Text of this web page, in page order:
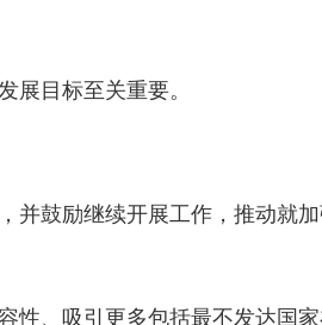
目标至关重要。
鼓励继续开展工作，推动就
、吸引更多包括最不发达国